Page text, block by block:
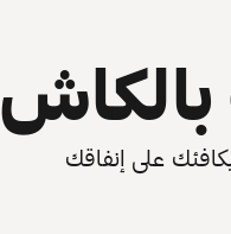
على إنفاقك